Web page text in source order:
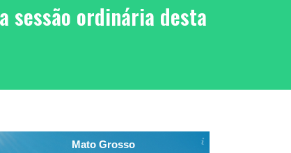
sessão ordinária desta
Mato Grosso